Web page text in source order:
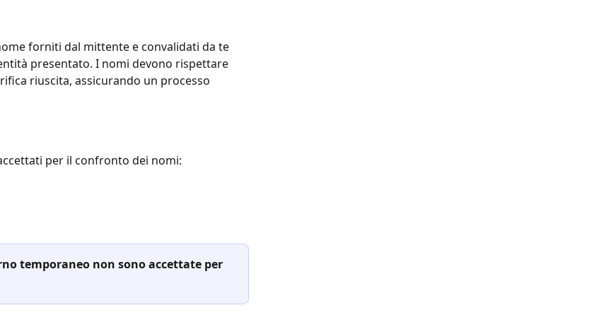
forniti dal mittente e convalidati da te
presentato. I nomi devono rispettare
riuscita, assicurando un processo
per il confronto dei nomi:
temporaneo non sono accettate per